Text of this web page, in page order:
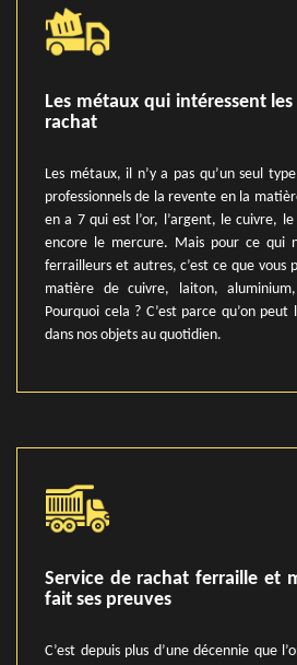
Les métaux qui intéressent
rachat
Les métaux, il n’y a pas qu’un seul
professionnels de la revente en la
en a 7 qui est l’or, l’argent, le cuivre,
encore le mercure. Mais pour ce qui
ferrailleurs et autres, c’est ce que vous
matière de cuivre, laiton,
Pourquoi cela ? C’est parce qu’on
dans nos objets au quotidien.
Service de rachat ferraille et
fait ses preuves
C’est depuis plus d’une décennie que